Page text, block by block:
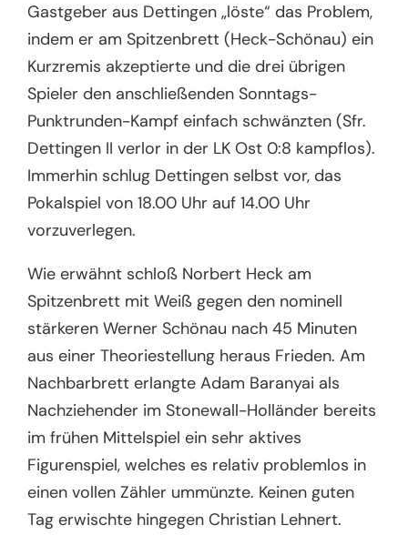
Gastgeber aus Dettingen „löste“ das Problem,
indem er am Spitzenbrett (Heck-Schönau) ein
Kurzremis akzeptierte und die drei übrigen
Spieler den anschließenden Sonntags-
Punktrunden-Kampf einfach schwänzten (Sfr.
Dettingen II verlor in der LK Ost 0:8 kampflos).
Immerhin schlug Dettingen selbst vor, das
Pokalspiel von 18.00 Uhr auf 14.00 Uhr
vorzuverlegen.
Wie erwähnt schloß Norbert Heck am
Spitzenbrett mit Weiß gegen den nominell
stärkeren Werner Schönau nach 45 Minuten
aus einer Theoriestellung heraus Frieden. Am
Nachbarbrett erlangte Adam Baranyai als
Nachziehender im Stonewall-Holländer bereits
im frühen Mittelspiel ein sehr aktives
Figurenspiel, welches es relativ problemlos in
einen vollen Zähler ummünzte. Keinen guten
Tag erwischte hingegen Christian Lehnert.